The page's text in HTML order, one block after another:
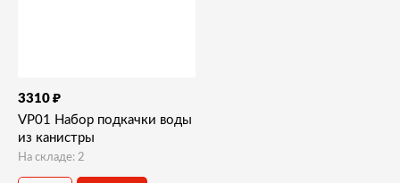
3310 ₽
VP01 Набор подкачки воды
из канистры
На складе: 2